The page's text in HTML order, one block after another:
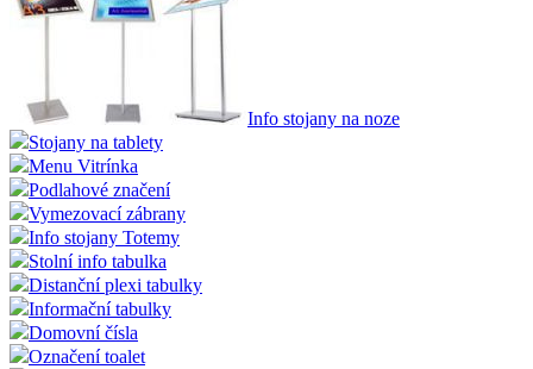
Info stojany na noze
Stojany na tablety
Menu Vitrínka
Podlahové značení
Vymezovací zábrany
Info stojany Totemy
Stolní info tabulka
Distanční plexi tabulky
Informační tabulky
Domovní čísla
Označení toalet